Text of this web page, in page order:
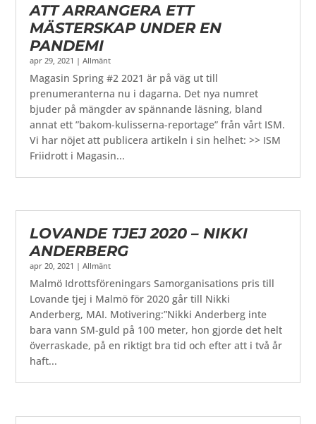
ATT ARRANGERA ETT
MÄSTERSKAP UNDER EN
PANDEMI
apr 29, 2021 |Allmänt
Magasin Spring #2 2021 är på väg ut till
prenumeranterna nu i dagarna. Det nya numret
bjuder på mängder av spännande läsning, bland
annat ett ”bakom-kulisserna-reportage” från vårt ISM.
Vi har nöjet att publicera artikeln i sin helhet: >> ISM
Friidrott i Magasin...
LOVANDE TJEJ 2020 – NIKKI
ANDERBERG
apr 20, 2021 |Allmänt
Malmö Idrottsföreningars Samorganisations pris till
Lovande tjej i Malmö för 2020 går till Nikki
Anderberg, MAI. Motivering:”Nikki Anderberg inte
bara vann SM-guld på 100 meter, hon gjorde det helt
överraskade, på en riktigt bra tid och efter att i två år
haft...